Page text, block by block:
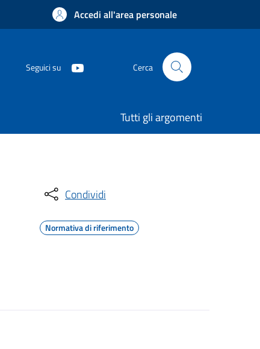
Accedi all'area personale
Seguici su Cerca
Tutti gli argomenti
Condividi
Normativa di riferimento